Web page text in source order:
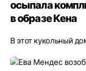
осыпала
в образе Кена
В этот кукольный